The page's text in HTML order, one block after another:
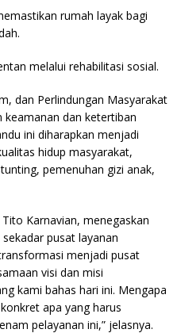
rumah layak bagi
melalui rehabilitasi sosial.
dan Perlindungan Masyarakat
dan ketertiban
ini diharapkan menjadi
hidup masyarakat,
pemenuhan gizi anak,
Karnavian, menegaskan
pusat layanan
menjadi pusat
visi dan misi
kami bahas hari ini. Mengapa
apa yang harus
pelayanan ini,” jelasnya.